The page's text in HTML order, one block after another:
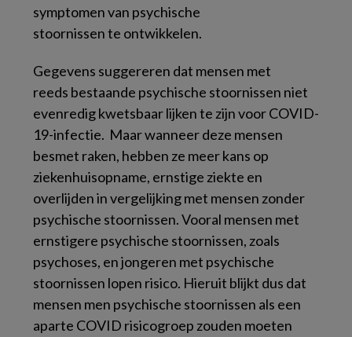
symptomen van psychische
stoornissen te ontwikkelen.
Gegevens suggereren dat mensen met
reeds bestaande psychische stoornissen niet
evenredig kwetsbaar lijken te zijn voor COVID-
19-infectie. Maar wanneer deze mensen
besmet raken, hebben ze meer kans op
ziekenhuisopname, ernstige ziekte en
overlijden in vergelijking met mensen zonder
psychische stoornissen. Vooral mensen met
ernstigere psychische stoornissen, zoals
psychoses, en jongeren met psychische
stoornissen lopen risico. Hieruit blijkt dus dat
mensen men psychische stoornissen als een
aparte COVID risicogroep zouden moeten